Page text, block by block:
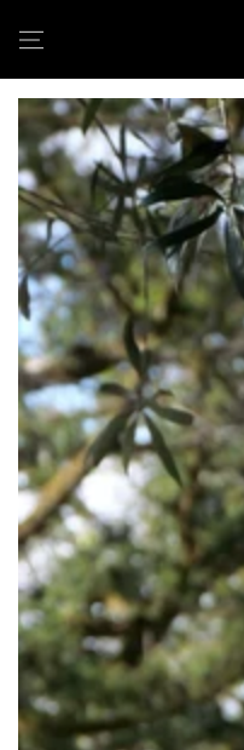
CONTENU
IGNORER LES
INFORMATIONS SUR
LE PRODUIT